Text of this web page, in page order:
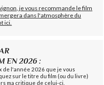
je vous recommande le film
dans l'atmosphère du
ici.
EN 2026 :
de l'année 2026 que je vous
sur le titre du film (ou du livre)
ma critique de celui-ci.